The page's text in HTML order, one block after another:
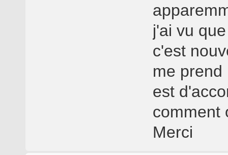
j'ai vu
c'est
me prend
est
comment
Merci